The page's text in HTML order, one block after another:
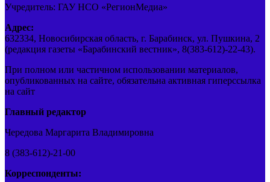
Учредитель: ГАУ НСО «РегионМедиа»
Адрес:
632334, Новосибирская область, г. Барабинск, ул. Пушкина, 2
(редакция газеты «Барабинский вестник», 8(383-612)-22-43).
При полном или частичном использовании материалов,
опубликованных на сайте, обязательна активная гиперссылка
на сайт
Главный редактор
Чередова Маргарита Владимировна
8 (383-612)-21-00
Корреспонденты: